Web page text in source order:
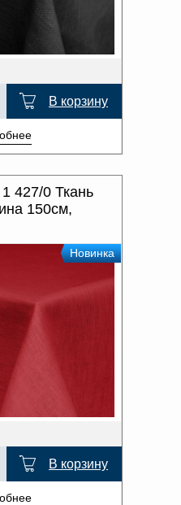
В корзину
427/0 Ткань
150см,
Новинка
В корзину